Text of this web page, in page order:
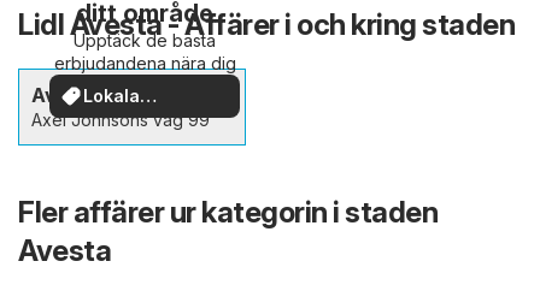
ditt område
Upptäck de bästa
erbjudandena nära dig
Lokala
erbjudanden
Lidl Avesta - Affärer i och kring staden
Avesta
Axel Johnsons väg 99
Fler affärer ur kategorin i staden
Avesta